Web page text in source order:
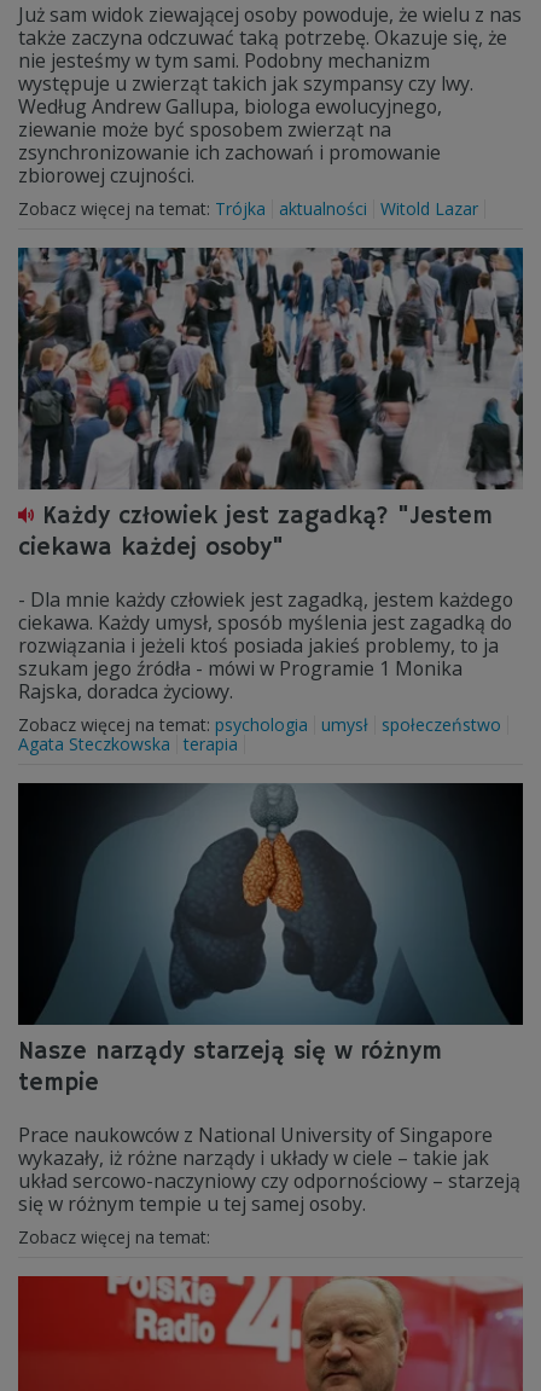
Już sam widok ziewającej osoby powoduje, że wielu z nas
także zaczyna odczuwać taką potrzebę. Okazuje się, że
nie jesteśmy w tym sami. Podobny mechanizm
występuje u zwierząt takich jak szympansy czy lwy.
Według Andrew Gallupa, biologa ewolucyjnego,
ziewanie może być sposobem zwierząt na
zsynchronizowanie ich zachowań i promowanie
zbiorowej czujności.
Zobacz więcej na temat: Trójka aktualności Witold Lazar
Każdy człowiek jest zagadką? "Jestem
ciekawa każdej osoby"
- Dla mnie każdy człowiek jest zagadką, jestem każdego
ciekawa. Każdy umysł, sposób myślenia jest zagadką do
rozwiązania i jeżeli ktoś posiada jakieś problemy, to ja
szukam jego źródła - mówi w Programie 1 Monika
Rajska, doradca życiowy.
Zobacz więcej na temat: psychologia umysł
społeczeństwo
Agata Steczkowska
terapia
Nasze narządy starzeją się w różnym
tempie
Prace naukowców z National University of Singapore
wykazały, iż różne narządy i układy w ciele – takie jak
układ sercowo-naczyniowy czy odpornościowy – starzeją
się w różnym tempie u tej samej osoby.
Zobacz więcej na temat: